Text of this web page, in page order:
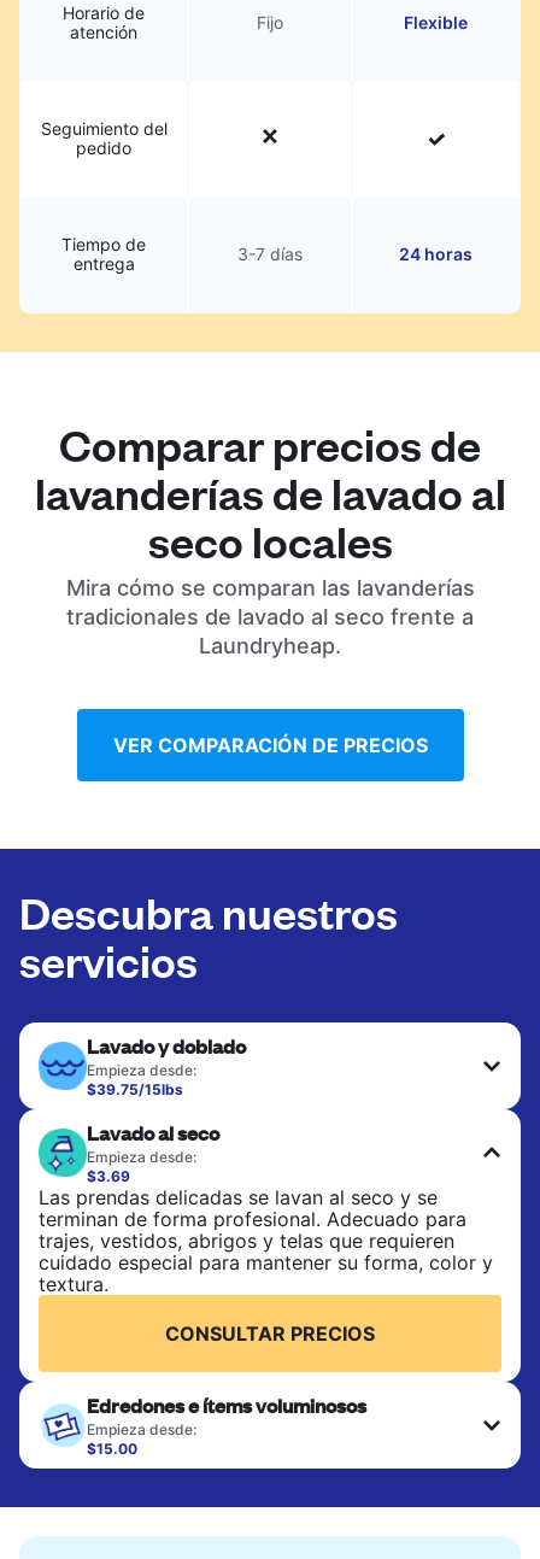
Horario de
atención
Fijo Flexible
Seguimiento del
pedido
Tiempo de
entrega
3-7 días 24 horas
Comparar precios de
lavanderías de lavado al
seco locales
Mira cómo se comparan las lavanderías
tradicionales de lavado al seco frente a
Laundryheap.
VER COMPARACIÓN DE PRECIOS
Descubra nuestros
servicios
Lavado y doblado
Empieza desde:
$39.75/15lbs
Las prendas se lavan a 90°F y se secan en
secadora, con 130°F disponible a solicitud. No
incluye planchado. Elige lavado mixto o lavado
separado.
CONSULTAR PRECIOS
Lavado al seco
Empieza desde:
$3.69
Las prendas delicadas se lavan al seco y se
terminan de forma profesional. Adecuado para
trajes, vestidos, abrigos y telas que requieren
cuidado especial para mantener su forma, color y
textura.
CONSULTAR PRECIOS
Edredones e ítems voluminosos
Empieza desde:
$15.00
Los artículos grandes como edredones, mantas y
completamente. Diseñado para refrescar piezas
más pesadas que no caben en una lavadora